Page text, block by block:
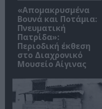
«Απομακρυσμένα
Βουνά και Ποτάμια:
Πνευματική
Πατρίδα»:
Περιοδική έκθεση
στο Διαχρονικό
Μουσείο Αίγινας